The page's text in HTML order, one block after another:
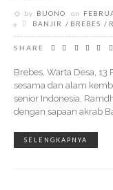
by BUONO on
BANJIR
BREBES
SHARE
Brebes, Warta Desa,
sesama dan alam
senior Indonesia,
dengan sapaan akrab
SELENGKAPNYA